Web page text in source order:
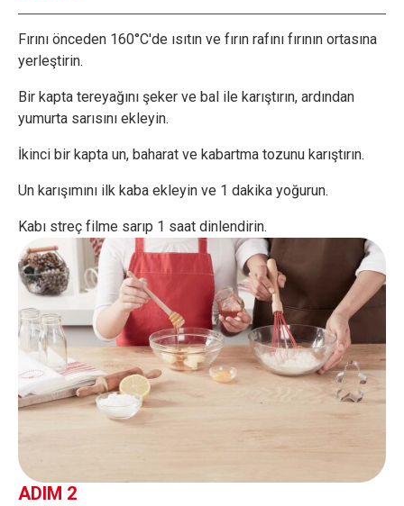
Fırını önceden 160°C'de ısıtın ve fırın rafını fırının ortasına
yerleştirin.
Bir kapta tereyağını şeker ve bal ile karıştırın, ardından
yumurta sarısını ekleyin.
İkinci bir kapta un, baharat ve kabartma tozunu karıştırın.
Un karışımını ilk kaba ekleyin ve 1 dakika yoğurun.
Kabı streç filme sarıp 1 saat dinlendirin.
ADIM 2